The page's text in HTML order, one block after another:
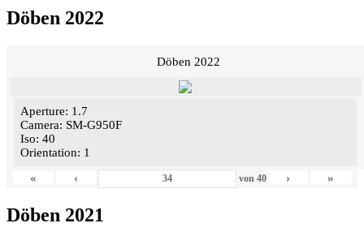
Döben 2022
Döben 2022
Aperture: 1.7
Camera: SM-G950F
Iso: 40
Orientation: 1
«
‹ von 40 › »
Döben 2021